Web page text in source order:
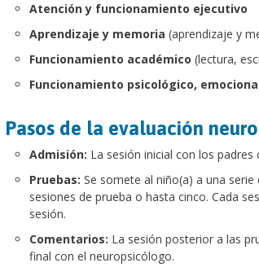
Atención y funcionamiento ejecutivo
Aprendizaje y memoria (aprendizaje y
Funcionamiento académico (lectura,
Funcionamiento psicológico,
Pasos de la evaluación
Admisión: La sesión inicial con los
Pruebas: Se somete al niño(a) a una
sesiones de prueba o hasta cinco. Cada
sesión.
Comentarios: La sesión posterior a las
final con el neuropsicólogo.